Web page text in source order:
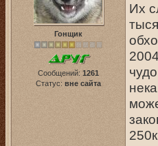
Гонщик
Сообщений: 1261
Статус: вне сайта
Их